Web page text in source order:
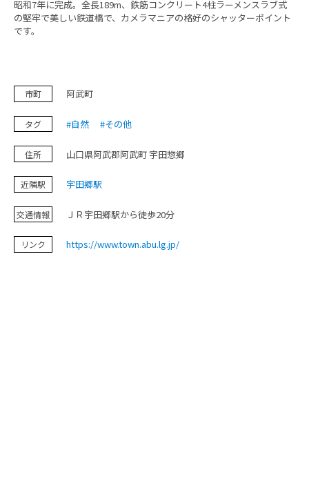
旅プラン
フォトダウンロード（無料）
プライバシーポリシー
サイトポリシー
運営団体
昭和7年に完成。全長189m、鉄筋コンクリート4柱ラーメンスラブ式
の堅牢で美しい鉄道橋で、カメラマニアの格好のシャッターポイント
です。
市町 阿武町
タグ #自然 #その他
住所 山口県阿武郡阿武町 宇田惣郷
近隣駅 宇田郷駅
交通情報 ＪＲ宇田郷駅から徒歩20分
リンク https://www.town.abu.lg.jp/